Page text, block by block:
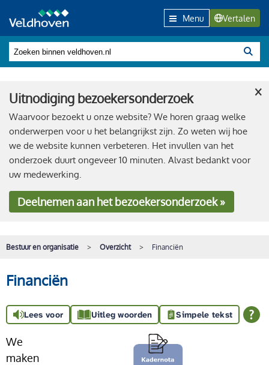
Menu Vertalen
Uitnodiging bezoekersonderzoek
Waarvoor bezoekt u onze website? We horen graag welke
onderwerpen voor u het belangrijkst zijn. Zo weten wij hoe
we de website kunnen verbeteren. Het invullen van het
onderzoek duurt ongeveer 10 minuten. Alvast bedankt voor
uw medewerking.
Deelnemenaan het bezoekersonderzoek »
×
Bestuur en organisatie Overzicht Financiën
Financiën
Lees voor Uitleg woorden Simpele tekst
We
maken